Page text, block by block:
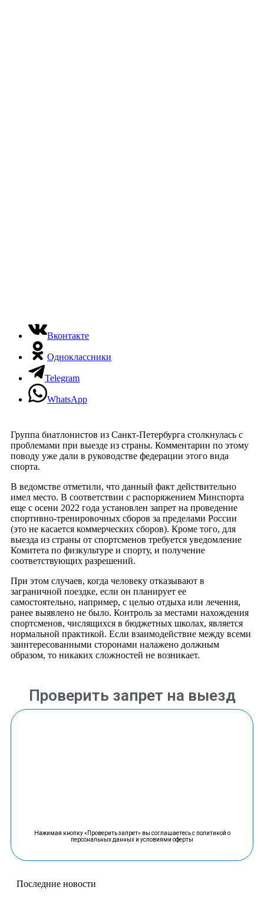
Вконтакте
Одноклассники
Telegram
WhatsApp
Группа биатлонистов из Санкт-Петербурга столкнулась с
проблемами при выезде из страны. Комментарии по этому
поводу уже дали в руководстве федерации этого вида
спорта.
В ведомстве отметили, что данный факт действительно
имел место. В соответствии с распоряжением Минспорта
еще с осени 2022 года установлен запрет на проведение
спортивно-тренировочных сборов за пределами России
(это не касается коммерческих сборов). Кроме того, для
выезда из страны от спортсменов требуется уведомление
Комитета по физкультуре и спорту, и получение
соответствующих разрешений.
При этом случаев, когда человеку отказывают в
заграничной поездке, если он планирует ее
самостоятельно, например, с целью отдыха или лечения,
ранее выявлено не было. Контроль за местами нахождения
спортсменов, числящихся в бюджетных школах, является
нормальной практикой. Если взаимодействие между всеми
заинтересованными сторонами налажено должным
образом, то никаких сложностей не возникает.
Проверить запрет на выезд
Нажимая кнопку «Проверить запрет» вы соглашаетесь с политикой о
персональных данных и условиями оферты
Последние новости